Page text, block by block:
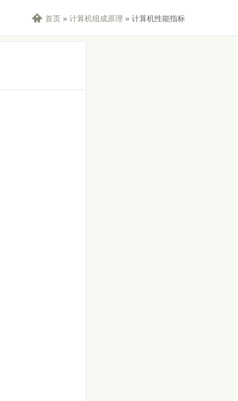
 首页 »计算机组成原理 »计算机性能指标